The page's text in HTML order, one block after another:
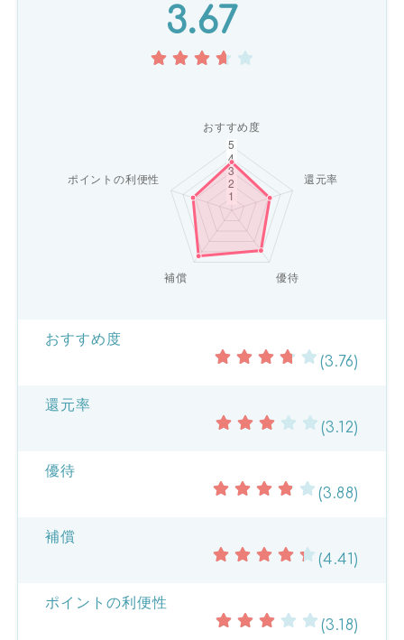
3.67
おすすめ度
(3.76)
還元率
(3.12)
優待
(3.88)
補償
(4.41)
ポイントの利便性
(3.18)